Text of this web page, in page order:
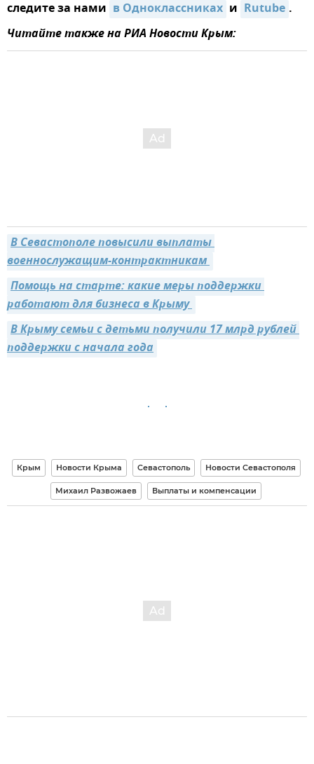
следите за нами в Одноклассниках и Rutube .
Читайте также на РИА Новости Крым:
В Севастополе повысили выплаты
военнослужащим-контрактникам
Помощь на старте: какие меры поддержки
работают для бизнеса в Крыму
В Крыму семьи с детьми получили 17 млрд рублей
поддержки с начала года
Крым Новости Крыма Севастополь Новости Севастополя
Михаил Развожаев Выплаты и компенсации